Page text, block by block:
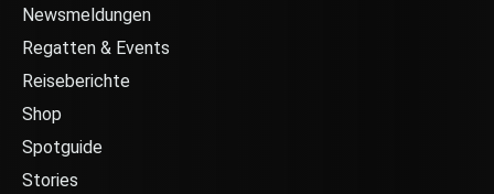
Newsmeldungen
Regatten & Events
Reiseberichte
Shop
Spotguide
Stories